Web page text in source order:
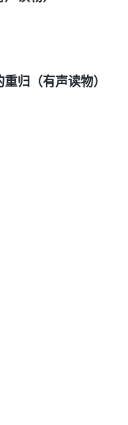
的名，拒绝接受
不能得到主耶稣
外，别无拯救；
我们可以靠着得
们只有接受耶稣
主耶稣的救赎，
依然存在，狂妄
犯罪抵挡神。比
归（有声读物）